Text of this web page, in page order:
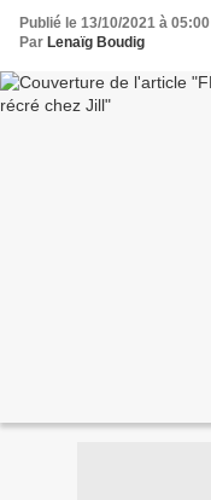
Publié le 13/10/2021 à 05:00
Par Lenaïg Boudig